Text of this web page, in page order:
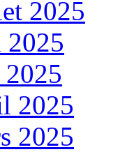
2025
2025
2025
2025